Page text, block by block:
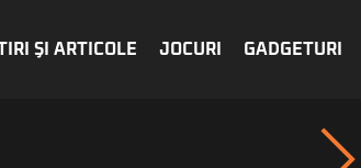
ŞI ARTICOLE JOCURI GADGETURI